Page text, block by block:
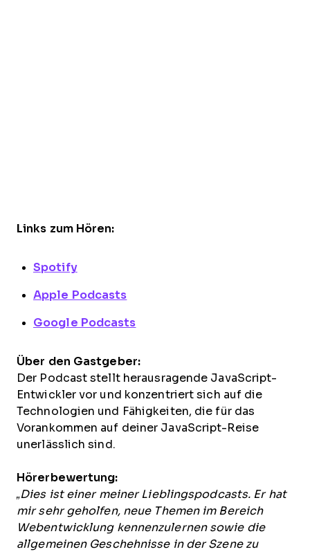
Links zum Hören:
Spotify
Apple Podcasts
Google Podcasts
Über den Gastgeber:
Der Podcast stellt herausragende JavaScript-
Entwickler vor und konzentriert sich auf die
Technologien und Fähigkeiten, die für das
Vorankommen auf deiner JavaScript-Reise
unerlässlich sind.
Hörerbewertung:
„Dies ist einer meiner Lieblingspodcasts. Er hat
mir sehr geholfen, neue Themen im Bereich
Webentwicklung kennenzulernen sowie die
allgemeinen Geschehnisse in der Szene zu